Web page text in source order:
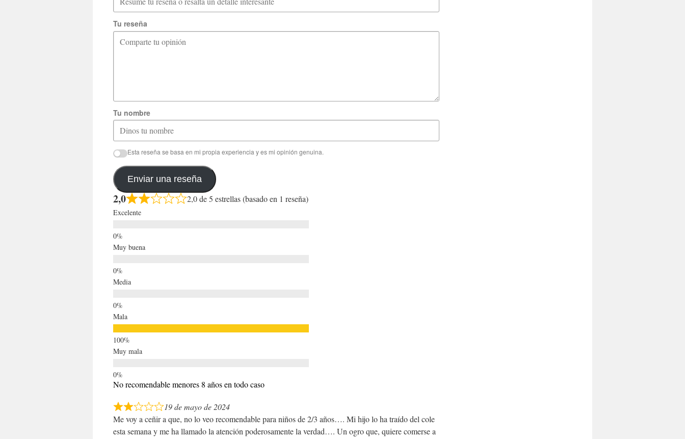
Tu reseña
Tu nombre
Esta reseña se basa en mi propia experiencia y es mi opinión genuina.
Enviar una reseña
2,0 2,0 de 5 estrellas (basado en 1 reseña)
Excelente
Muy buena
Media
Mala
Muy mala
No recomendable menores 8 años en todo caso
19 de mayo de 2024
Me voy a ceñir a que, no lo veo recomendable para niños de 2/3 años…. Mi hijo lo ha traído del cole
esta semana y me ha llamado la atención poderosamente la verdad…. Un ogro que, quiere comerse a